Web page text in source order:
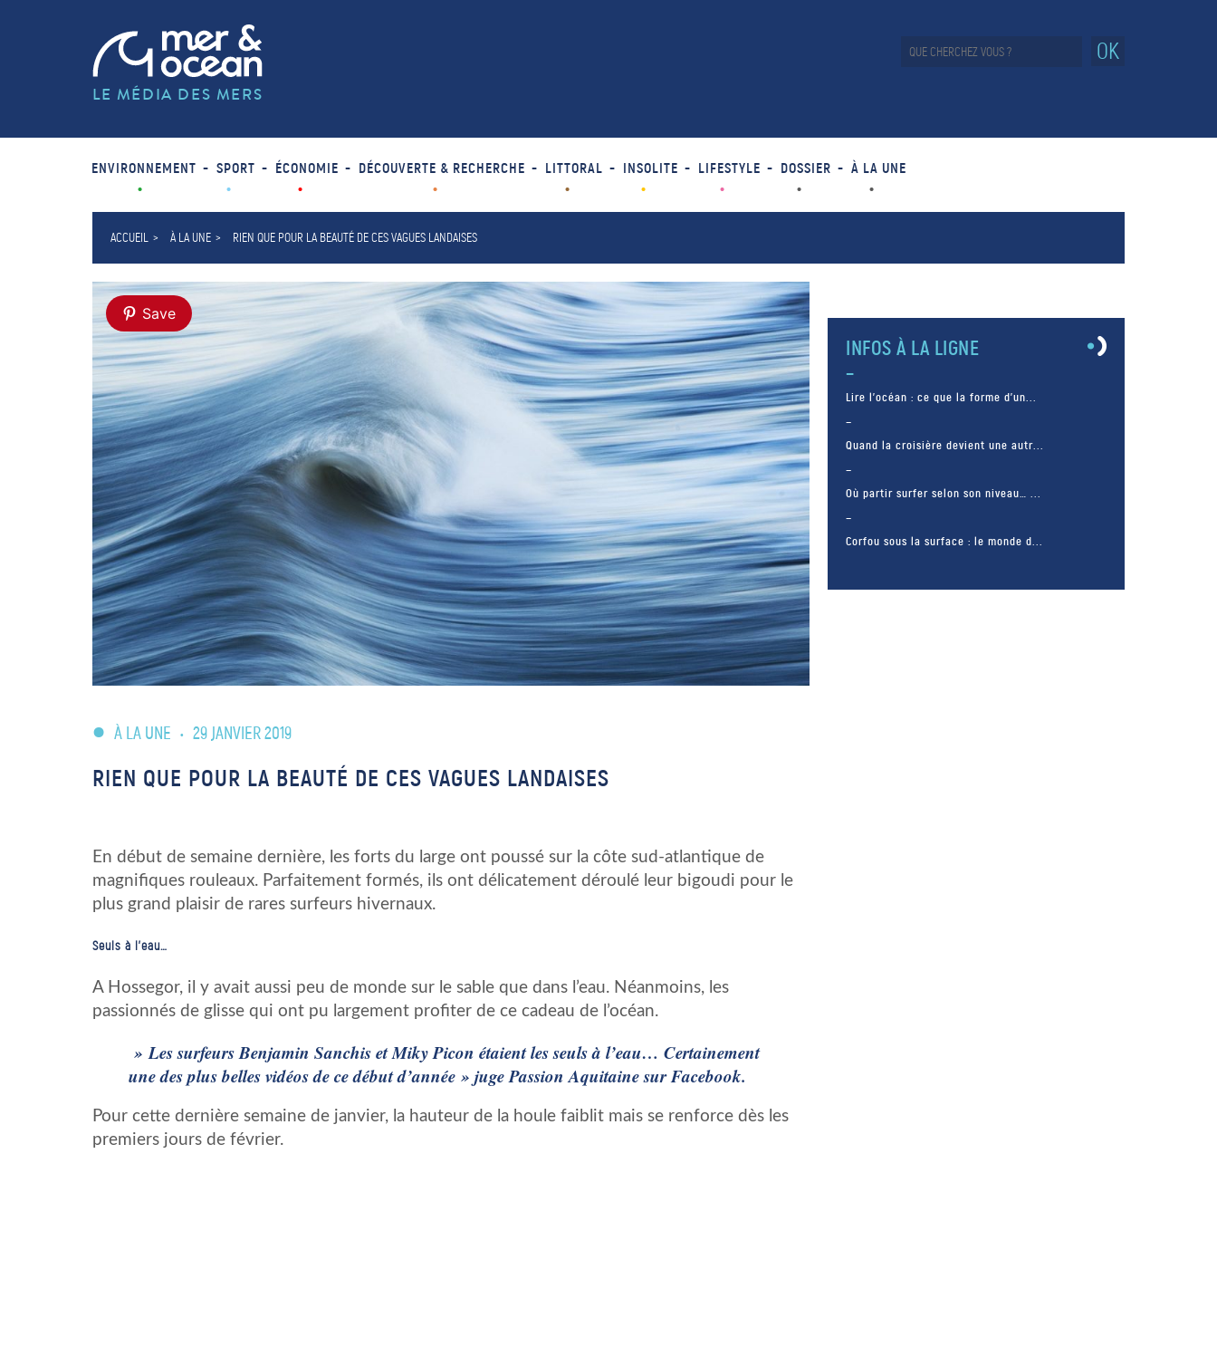
LE MÉDIA DES MERS
OK
ENVIRONNEMENT SPORT ÉCONOMIE DÉCOUVERTE & RECHERCHE LITTORAL INSOLITE LIFESTYLE DOSSIER À LA UNE
ACCUEIL À LA UNE RIEN QUE POUR LA BEAUTÉ DE CES VAGUES LANDAISES
Save
À LA UNE • 29 JANVIER 2019
RIEN QUE POUR LA BEAUTÉ DE CES VAGUES LANDAISES
En début de semaine dernière, les forts du large ont poussé sur la côte sud-atlantique de
magnifiques rouleaux. Parfaitement formés, ils ont délicatement déroulé leur bigoudi pour le
plus grand plaisir de rares surfeurs hivernaux.
Seuls à l’eau…
A Hossegor, il y avait aussi peu de monde sur le sable que dans l’eau. Néanmoins, les
passionnés de glisse qui ont pu largement profiter de ce cadeau de l’océan.
» Les surfeurs Benjamin Sanchis et Miky Picon étaient les seuls à l’eau… Certainement
une des plus belles vidéos de ce début d’année » juge Passion Aquitaine sur Facebook.
Pour cette dernière semaine de janvier, la hauteur de la houle faiblit mais se renforce dès les
premiers jours de février.
INFOS À LA LIGNE
Lire l’océan : ce que la forme d’un...
Quand la croisière devient une autr...
Où partir surfer selon son niveau… ...
Corfou sous la surface : le monde d...